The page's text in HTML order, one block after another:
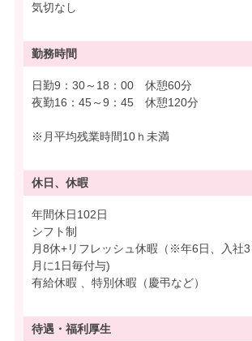
気切なし
勤務時間
日勤9：30～18：00 休憩60分
夜勤16：45～9：45 休憩120分
※月平均残業時間10ｈ未満
休日、休暇
年間休日102日
シフト制
月8休+リフレッシュ休暇（※年6日、入社3
月に1日毎付与)
有給休暇 、特別休暇（慶弔など）
待遇・ 福利厚生